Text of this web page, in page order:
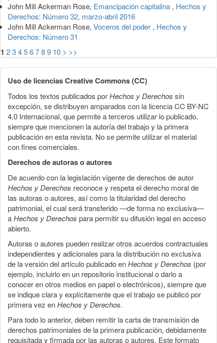
John Mill Ackerman Rose, Emancipación capitalina , Hechos y
Derechos: Número 32, marzo-abril 2016
John Mill Ackerman Rose, Voceros del poder , Hechos y
Derechos: Número 31
1 23456789 10 > >>
Uso de licencias Creative Commons (CC)
Todos los textos publicados porHechos y Derechos sin
excepción, se distribuyen amparados con la licencia CC BY-NC
4.0 Internacional, que permite a terceros utilizar lo publicado,
siempre que mencionen la autoría del trabajo y la primera
publicación en esta revista. No se permite utilizar el material
con fines comerciales.
Derechos de autoras o autores
De acuerdo con la legislación vigente de derechos de autor
Hechos y Derechos reconoce y respeta el derecho moral de
las autoras o autores, así como la titularidad del derecho
patrimonial, el cual será transferido —de forma no exclusiva—
aHechos y Derechos para permitir su difusión legal en acceso
abierto.
Autoras o autores pueden realizar otros acuerdos contractuales
independientes y adicionales para la distribución no exclusiva
de la versión del artículo publicado enHechos y Derechos (por
ejemplo, incluirlo en un repositorio institucional o darlo a
conocer en otros medios en papel o electrónicos), siempre que
se indique clara y explícitamente que el trabajo se publicó por
primera vez enHechos y Derechos.
Para todo lo anterior, deben remitir la carta de transmisión de
derechos patrimoniales de la primera publicación, debidamente
requisitada y firmada por las autoras o autores. Este formato